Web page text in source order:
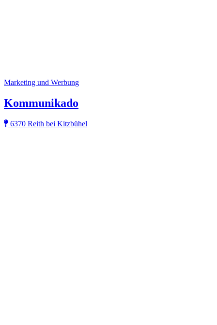
Marketing und Werbung
Kommunikado
6370 Reith bei Kitzbühel